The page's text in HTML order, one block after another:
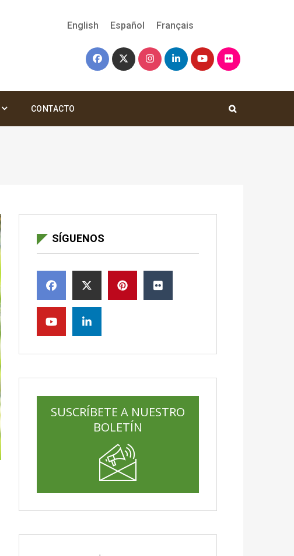
English Español Français
CONTACTO
SÍGUENOS
SUSCRÍBETE A NUESTRO
BOLETÍN